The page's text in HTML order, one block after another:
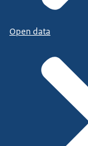
Open data